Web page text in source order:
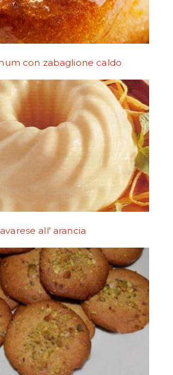
con zabaglione caldo
all' arancia